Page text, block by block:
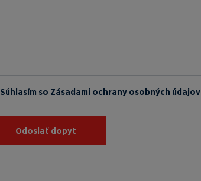
Súhlasím so Zásadami ochrany osobných údajov
Odoslať dopyt